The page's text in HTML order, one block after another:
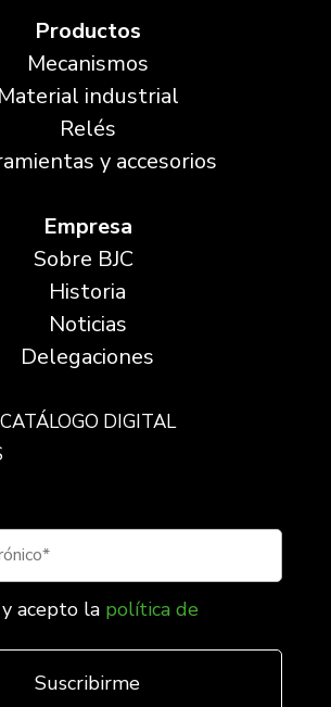
Productos
Mecanismos
Material industrial
Relés
y accesorios
Empresa
Sobre BJC
Historia
Noticias
Delegaciones
CATÁLOGO DIGITAL
acepto la política de